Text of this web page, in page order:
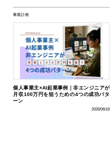
事業計画
個人事業主×AI起業事例｜非エンジニアが
月収100万円を狙うための4つの成功パタ
ーン
2026/06/19